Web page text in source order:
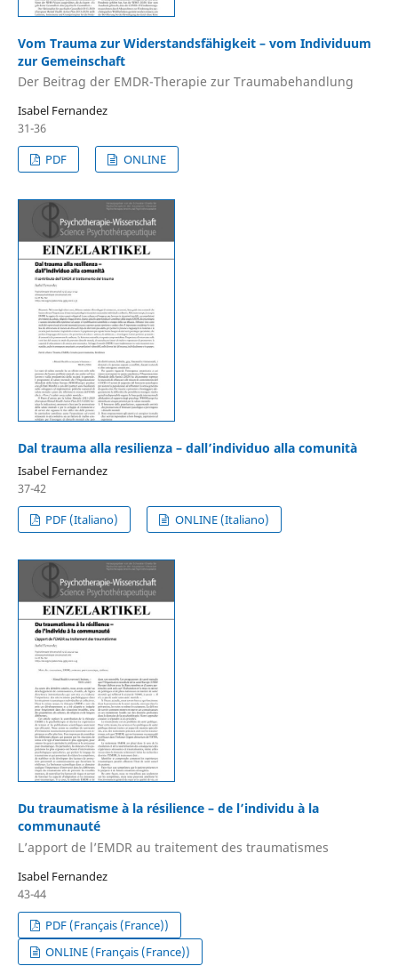
Vom Trauma zur Widerstandsfähigkeit – vom Individuum
zur Gemeinschaft
Der Beitrag der EMDR-Therapie zur Traumabehandlung
Isabel Fernandez
31-36
PDF
ONLINE
Dal trauma alla resilienza – dall’individuo alla comunità
Isabel Fernandez
37-42
PDF (Italiano)
ONLINE (Italiano)
Du traumatisme à la résilience – de l’individu à la
communauté
L’apport de l’EMDR au traitement des traumatismes
Isabel Fernandez
43-44
PDF (Français (France))
ONLINE (Français (France))